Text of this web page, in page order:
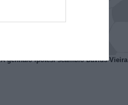
A gennaio ipotesi scambio Davids-Vieira